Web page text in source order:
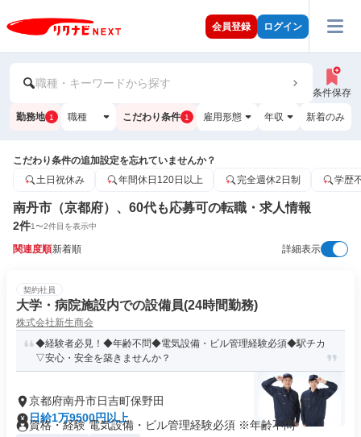
会員登録 ログイン
職種・キーワードから探す
条件保存
勤務地 1 職種 こだわり条件 1 雇用形態 年収 新着のみ
こだわり条件の追加設定を忘れていませんか？
土日祝休み
年間休日120日以上 完全週休2日制 学歴
南丹市（京都府）、60代も応募可の転職・求人情報
2件1〜2件目を表示中
関連度順新着順 詳細表示
契約社員
大学・病院施設内での設備員(24時間勤務)
株式会社新生商会
◆経験者必見！◆年齢不問◆電気設備・ビル管理経験必須◆駅チカ
▽安心・安全を築きませんか？
京都府南丹市日吉町保野田
日給1万9500円以上
資格・経験 電気設備・ビル管理経験必須 ※年齢不問